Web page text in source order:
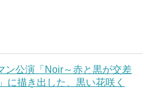
ン公演「Noir～赤と黒が交差
に描き出した、黒い花咲く